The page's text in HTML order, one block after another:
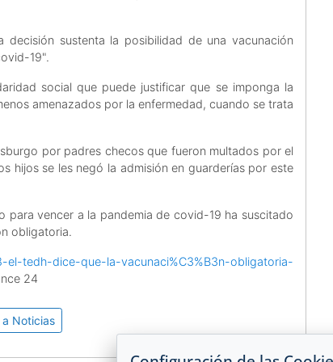
decisión sustenta la posibilidad de una vacunación
19".
social que puede justificar que se imponga la
amenazados por la enfermedad, cuando se trata
por padres checos que fueron multados por el
hijos se les negó la admisión en guarderías por este
para vencer a la pandemia de covid-19 ha suscitado
obligatoria.
tedh-dice-que-la-vacunaci%C3%B3n-obligatoria-
24
a Noticias